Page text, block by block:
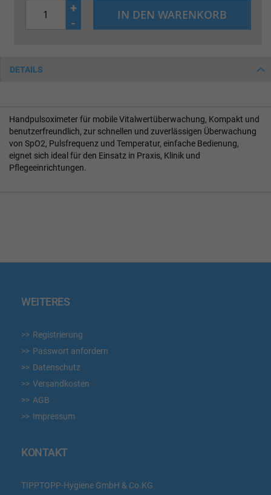
+
-
IN DEN WARENKORB
DETAILS
Handpulsoximeter für mobile Vitalwertüberwachung, Kompakt und
benutzerfreundlich, zur schnellen und zuverlässigen Überwachung
von SpO2, Pulsfrequenz und Temperatur, einfache Bedienung,
eignet sich ideal für den Einsatz in Praxis, Klinik und
Pflegeeinrichtungen.
WEITERES
Registrierung
Passwort anfordern
Datenschutz
Versandkosten
AGB
Impressum
KONTAKT
TIPPTOPP-Hygiene GmbH & Co.KG